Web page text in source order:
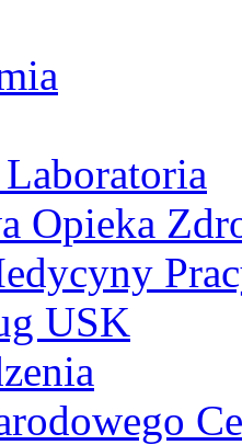
Opieka
USK